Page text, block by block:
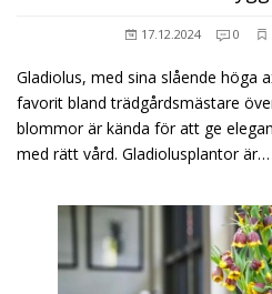
17.12.2024 0
Gladiolus, med sina slående höga
favorit bland trädgårdsmästare
blommor är kända för att ge
med rätt vård. Gladiolusplantor är…